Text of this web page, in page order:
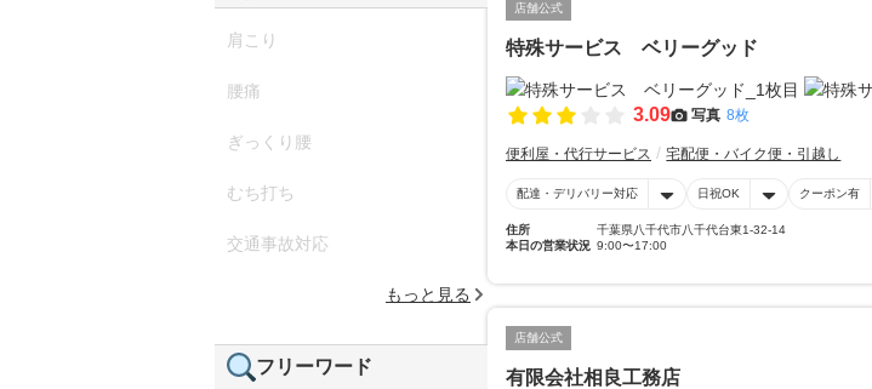
店舗公式
特殊サービス ベリーグッド
3.09 写真 8枚
便利屋・代行サービス 宅配便・バイク便・引越し
配達・デリバリー対応 日祝OK クーポン有
住所
千葉県八千代市八千代台東1-32-14
本日の営業状況 9:00〜17:00
店舗公式
有限会社相良工務店
肩こり
腰痛
ぎっくり腰
むち打ち
交通事故対応
もっと見る
フリーワード